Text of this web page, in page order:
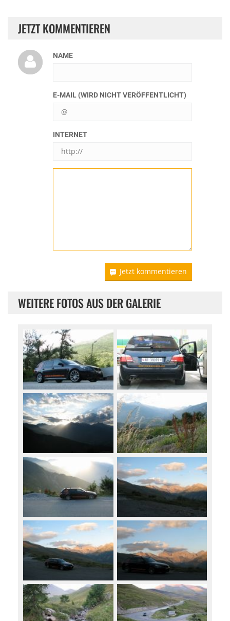
JETZT KOMMENTIEREN
NAME
E-MAIL (WIRD NICHT VERÖFFENTLICHT)
INTERNET
Jetzt kommentieren
WEITERE FOTOS AUS DER GALERIE